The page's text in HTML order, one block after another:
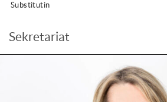
Substitutin
Sekretariat